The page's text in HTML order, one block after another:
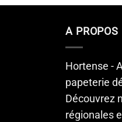
A PROPOS
Hortense -
papeterie
Découvrez
régionales